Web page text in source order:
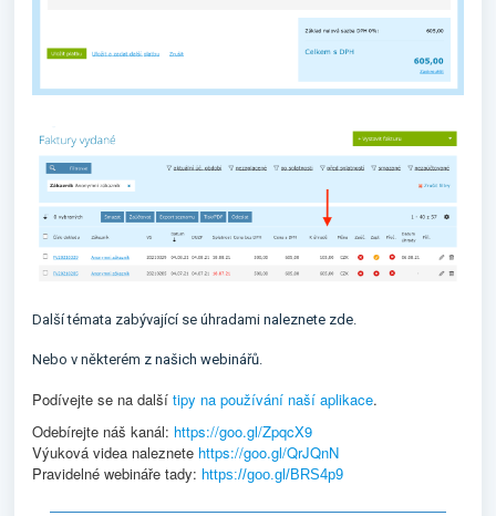
Další témata zabývající se úhradami naleznete zde
Nebo v některém z našich webinářů
Podívejte se na další tipy na používání naší aplikace.
Odebírejte náš kanál: https://goo.gl/ZpqcX9
Výuková videa naleznete https://goo.gl/QrJQnN
Pravidelné webináře tady: https://goo.gl/BRS4p9